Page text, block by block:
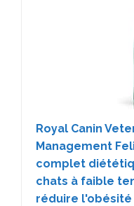
Royal Canin
Management
complet
chats à faible
réduire l'obésité